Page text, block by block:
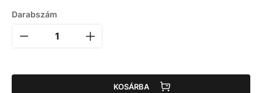
Darabszám
KOSÁRBA